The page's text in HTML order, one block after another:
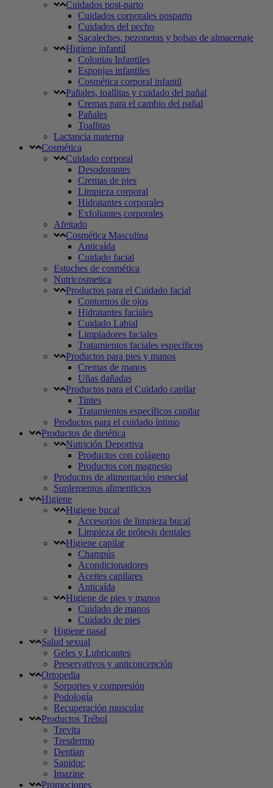
Cuidados post-parto
Cuidados corporales posparto
Cuidados del pecho
Sacaleches, pezoneras y bolsas de almacenaje
Higiene infantil
Colonias Infantiles
Esponjas infantiles
Cosmética corporal infantil
Pañales, toallitas y cuidado del pañal
Cremas para el cambio del pañal
Pañales
Toallitas
Lactancia materna
Cosmética
Cuidado corporal
Desodorantes
Cremas de pies
Limpieza corporal
Hidratantes corporales
Exfoliantes corporales
Afeitado
Cosmética Masculina
Anticaída
Cuidado facial
Estuches de cosmética
Nutricosmetica
Productos para el Cuidado facial
Contornos de ojos
Hidratantes faciales
Cuidado Labial
Limpiadores faciales
Tratamientos faciales específicos
Productos para pies y manos
Cremas de manos
Uñas dañadas
Productos para el Cuidado capilar
Tintes
Tratamientos específicos capilar
Productos para el cuidado íntimo
Productos de dietética
Nutrición Deportiva
Productos con colágeno
Productos con magnesio
Productos de alimentación especial
Suplementos alimenticios
Higiene
Higiene bucal
Accesorios de limpieza bucal
Limpieza de prótesis dentales
Higiene capilar
Champús
Acondicionadores
Aceites capilares
Anticaída
Higiene de pies y manos
Cuidado de manos
Cuidado de pies
Higiene nasal
Salud sexual
Geles y Lubricantes
Preservativos y anticoncepción
Ortopedia
Sorportes y compresión
Podología
Recuperación muscular
Productos Trébol
Trevita
Tresdermo
Dentian
Sanidoc
Imazine
Promociones